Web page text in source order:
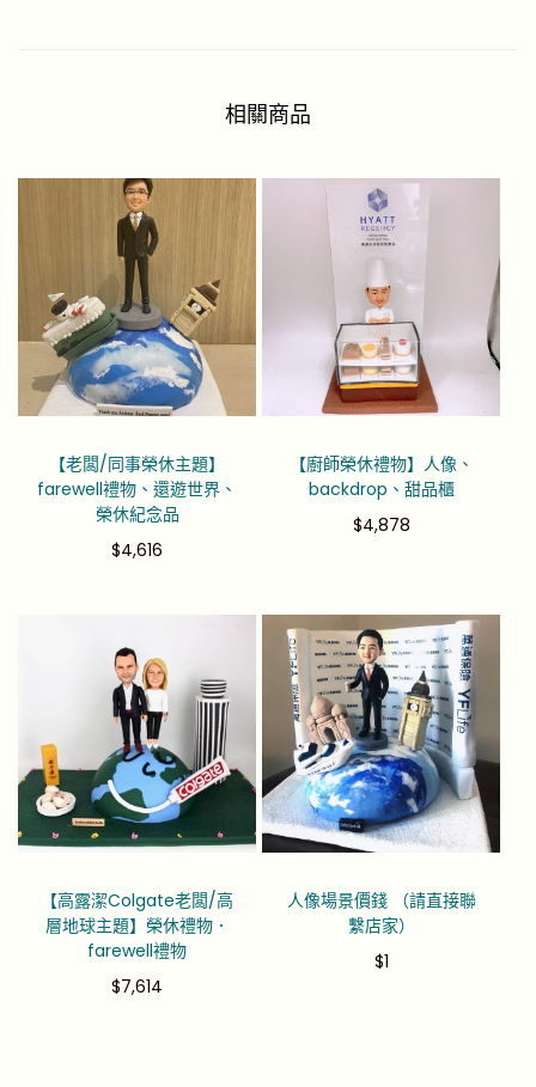
相關商品
【老闆/同事榮休主題】
farewell禮物、還遊世界、
榮休紀念品
$4,616
【廚師榮休禮物】人像、
backdrop、甜品櫃
$4,878
【高露潔Colgate老闆/高
層地球主題】榮休禮物．
farewell禮物
$7,614
人像場景價錢 （請直接聯
繫店家）
$1